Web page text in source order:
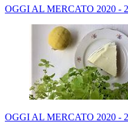
OGGI AL MERCATO 2020 -
OGGI AL MERCATO 2020 -